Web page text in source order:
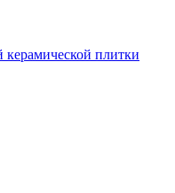
керамической плитки